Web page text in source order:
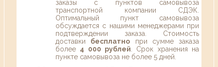
заказы с пунктов самовывоза
транспортной компании СДЭК.
Оптимальный пункт самовывоза
обсуждается с нашими менеджерами при
подтверждении заказа. Стоимость
доставки бесплатно при сумме заказа
более 4 000 рублей . Срок хранения на
пункте самовывоза не более 5 дней.